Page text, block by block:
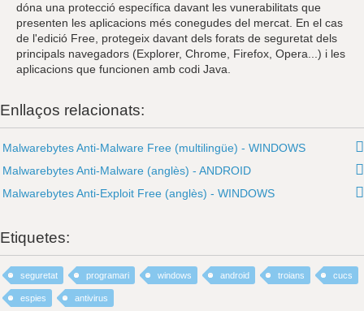
dóna una protecció específica davant les vunerabilitats que
presenten les aplicacions més conegudes del mercat. En el cas
de l'edició Free, protegeix davant dels forats de seguretat dels
principals navegadors (Explorer, Chrome, Firefox, Opera...) i les
aplicacions que funcionen amb codi Java.
Enllaços relacionats:
Malwarebytes Anti-Malware Free (multilingüe) - WINDOWS
Malwarebytes Anti-Malware (anglès) - ANDROID
Malwarebytes Anti-Exploit Free (anglès) - WINDOWS
Etiquetes:
seguretat programari windows android troians cucs
espies antivirus